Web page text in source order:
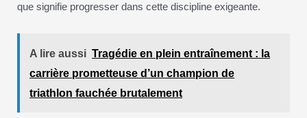
que signifie progresser dans cette discipline exigeante.
A lire aussi Tragédie en plein entraînement : la
carrière prometteuse d’un champion de
triathlon fauchée brutalement